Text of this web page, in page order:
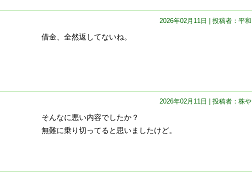
2026年02月11日 | 投稿者：平和
借金、全然返してないね。
2026年02月11日 | 投稿者：株や
そんなに悪い内容でしたか？
無難に乗り切ってると思いましたけど。